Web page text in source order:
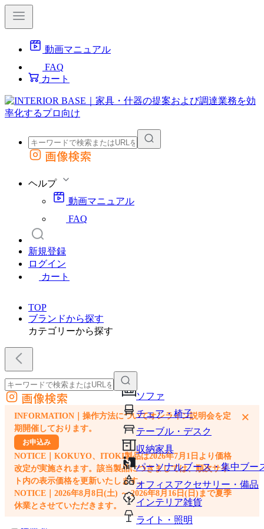
動画マニュアル
FAQ
カート
外部サイトの商品をカートに追加
画像検索
ヘルプ
動画マニュアル
FAQ
新規登録
ログイン
カート
TOP
ブランドから探す
カテゴリーから探す
ソファ
チェア・椅子
テーブル・デスク
収納家具
パーソナルブース・集中ブー
オフィスアクセサリー・備品
インテリア雑貨
ライト・照明
外部サイトの商品をカートに追加
他のサイトで見つけた商品ページのURLを貼り付けて、カートに追加できます
画像検索
INFORMATION｜操作方法についてオンライン説明会を定
期開催しております。
お申込み
NOTICE｜KOKUYO、ITOKI製品は2026年7月1日より価格
改定が実施されます。該当製品につきましては、順次サイ
ト内の表示価格を更新いたします。
NOTICE｜2026年8月8日(土) ～ 2026年8月16日(日)まで夏季
休業とさせていただきます。
×